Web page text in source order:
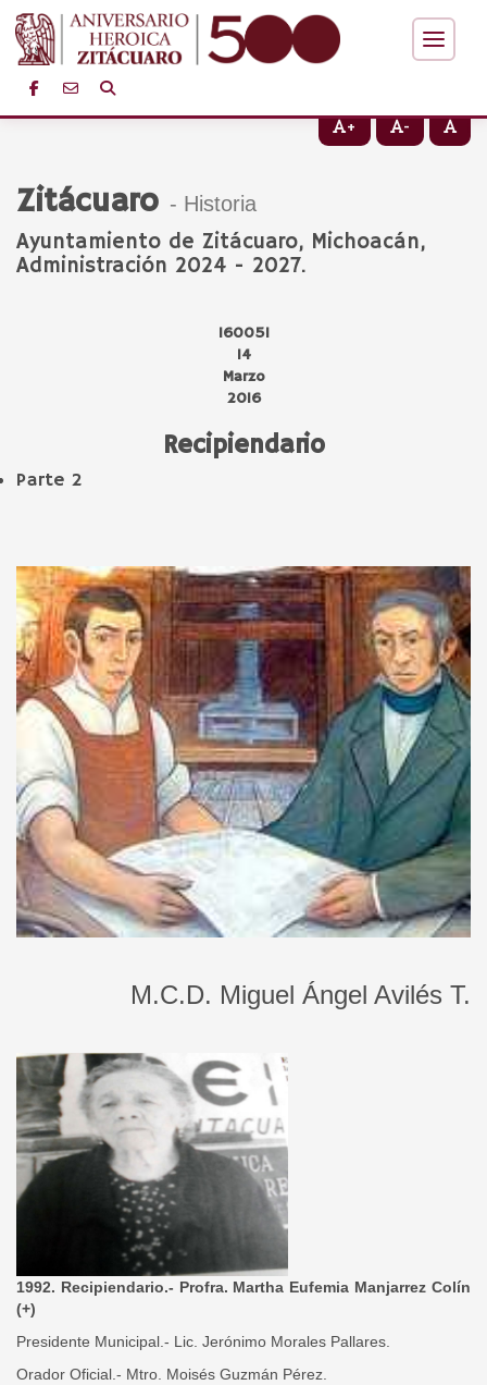
+ -
Zitácuaro - Historia
Ayuntamiento de Zitácuaro, Michoacán,
Administración 2024 - 2027.
160051
14
Marzo
2016
Recipiendario
Parte 2
M.C.D. Miguel Ángel Avilés T.
1992. Recipiendario.- Profra. Martha Eufemia Manjarrez Colín
(+)
Presidente Municipal.- Lic. Jerónimo Morales Pallares.
Orador Oficial.- Mtro. Moisés Guzmán Pérez.